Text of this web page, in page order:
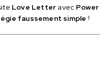
Love Letter avec Power
faussement simple !